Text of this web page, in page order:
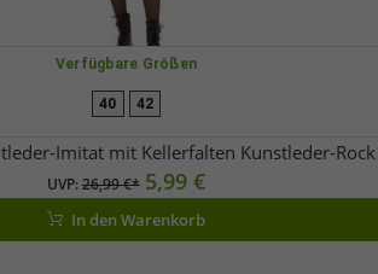
Verfügbare Größen
40 42
Imitat mit Kellerfalten Kunstleder-
UVP:26,99 €* 5,99 €
In den Warenkorb